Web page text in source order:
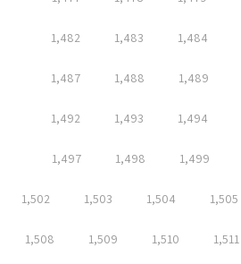
1,482 1,483 1,484
1,487 1,488 1,489
1,492 1,493 1,494
1,497 1,498 1,499
1,502 1,503 1,504 1,505
1,508 1,509 1,510 1,511